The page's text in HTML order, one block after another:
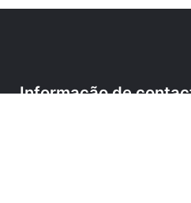
Informação de